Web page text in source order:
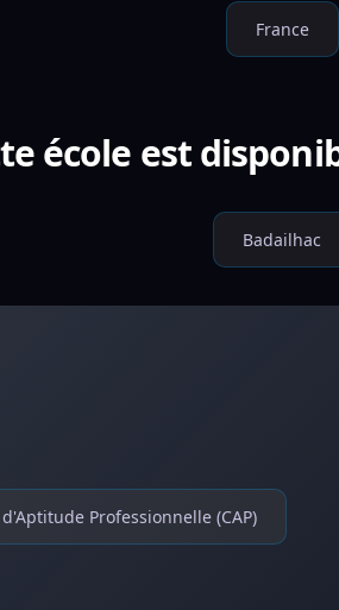
France
école est
Badailhac
Professionnelle (CAP)